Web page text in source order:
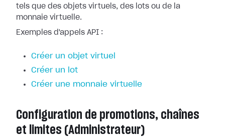
tels que des objets virtuels, des lots ou de la
monnaie virtuelle.
Exemples d'appels API :
Créer un objet virtuel
Créer un lot
Créer une monnaie virtuelle
Configuration de promotions, chaînes
et limites (Administrateur)